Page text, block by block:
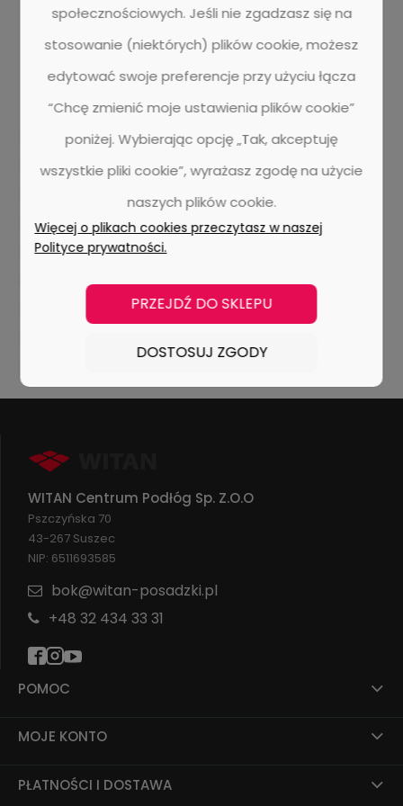
dr. schutz aktywna piana bonetowanie
ekstrakcja
wady i zalety
pranie dywanu
listwy przypodłogowe
doellken
designflooring
aranżacja wnętrza
ivc
witan centrum podłóg
UZIN
chemia budowlana
POMOC
MOJE KONTO
PŁATNOŚCI I DOSTAWA
WITAN Centrum Podłóg Sp. Z.O.O
Pszczyńska 70
43-267 Suszec
NIP: 6511693585
bok@witan-posadzki.pl
+48 32 434 33 31
społecznościowych. Jeśli nie zgadzasz się na
stosowanie (niektórych) plików cookie, możesz
edytować swoje preferencje przy użyciu łącza
“Chcę zmienić moje ustawienia plików cookie”
poniżej. Wybierając opcję „Tak, akceptuję
wszystkie pliki cookie”, wyrażasz zgodę na użycie
naszych plików cookie.
Więcej o plikach cookies przeczytasz w naszej
Polityce prywatności.
PRZEJDŹ DO SKLEPU
DOSTOSUJ ZGODY